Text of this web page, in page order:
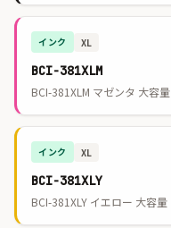
インク XL
BCI-381XLM
BCI-381XLM マゼンタ 大容量
インク XL
BCI-381XLY
BCI-381XLY イエロー 大容量